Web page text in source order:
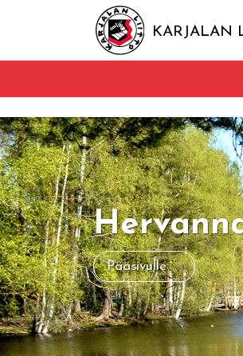
KARJALAN
Pääsivulle